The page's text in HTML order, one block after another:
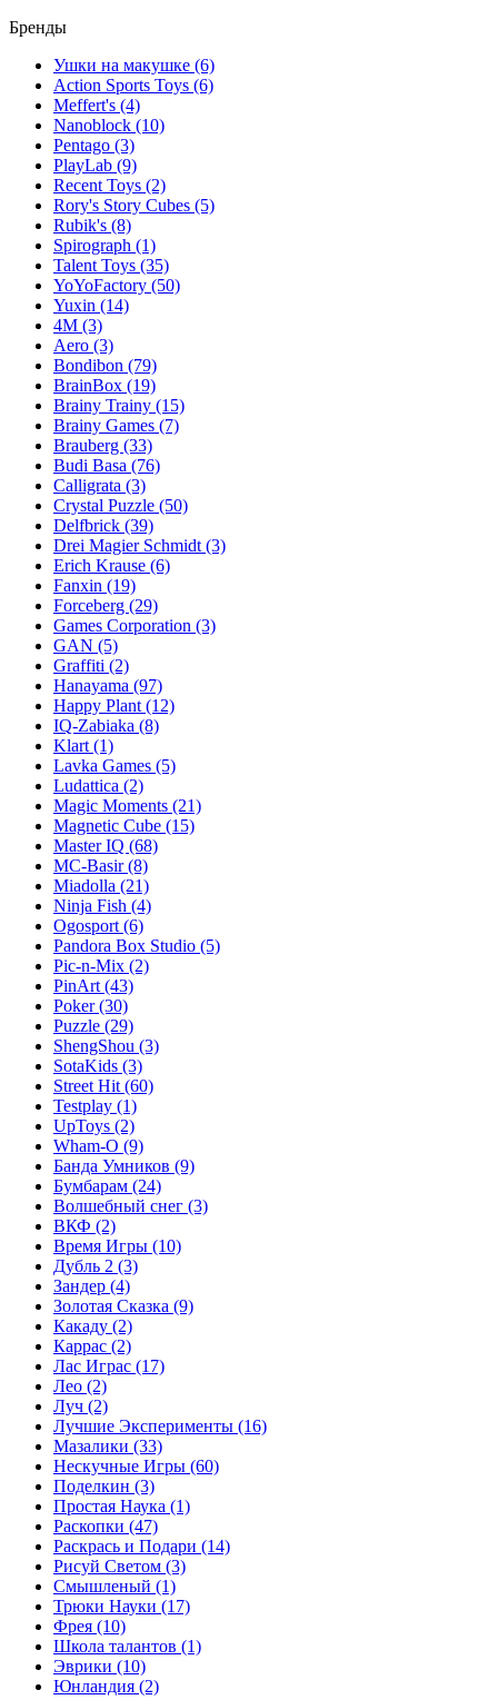
Бренды
Ушки на макушке (6)
Action Sports Toys (6)
Meffert's (4)
Nanoblock (10)
Pentago (3)
PlayLab (9)
Recent Toys (2)
Rory's Story Cubes (5)
Rubik's (8)
Spirograph (1)
Talent Toys (35)
YoYoFactory (50)
Yuxin (14)
4M (3)
Aero (3)
Bondibon (79)
BrainBox (19)
Brainy Trainy (15)
Brainy Games (7)
Brauberg (33)
Budi Basa (76)
Calligrata (3)
Crystal Puzzle (50)
Delfbrick (39)
Drei Magier Schmidt (3)
Erich Krause (6)
Fanxin (19)
Forceberg (29)
Games Corporation (3)
GAN (5)
Graffiti (2)
Hanayama (97)
Happy Plant (12)
IQ-Zabiaka (8)
Klart (1)
Lavka Games (5)
Ludattica (2)
Magic Moments (21)
Magnetic Cube (15)
Master IQ (68)
MC-Basir(8)
Miadolla (21)
Ninja Fish (4)
Ogosport (6)
Pandora Box Studio (5)
Pic-n-Mix (2)
PinArt (43)
Poker(30)
Puzzle (29)
ShengShou (3)
SotaKids (3)
Street Hit (60)
Testplay (1)
UpToys (2)
Wham-O (9)
Банда Умников (9)
Бумбарам (24)
Волшебный снег (3)
ВКФ (2)
Время Игры (10)
Дубль 2 (3)
Зандер (4)
Золотая Сказка (9)
Какаду (2)
Каррас (2)
Лас Играс (17)
Лео (2)
Луч (2)
Лучшие Эксперименты (16)
Мазалики (33)
Нескучные Игры (60)
Поделкин (3)
Простая Наука (1)
Раскопки (47)
Раскрась и Подари (14)
Рисуй Светом (3)
Смышленый (1)
Трюки Науки (17)
Фрея (10)
Школа талантов (1)
Эврики (10)
Юнландия (2)